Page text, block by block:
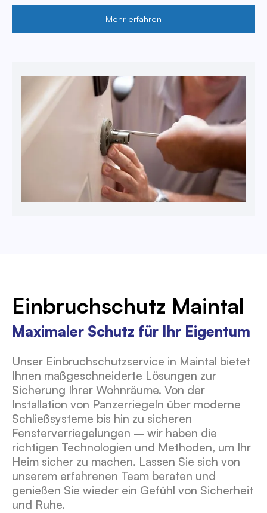
Mehr erfahren
Einbruchschutz Maintal
Maximaler Schutz für Ihr Eigentum
Unser Einbruchschutzservice in Maintal bietet
Ihnen maßgeschneiderte Lösungen zur
Sicherung Ihrer Wohnräume. Von der
Installation von Panzerriegeln über moderne
Schließsysteme bis hin zu sicheren
Fensterverriegelungen – wir haben die
richtigen Technologien und Methoden, um Ihr
Heim sicher zu machen. Lassen Sie sich von
unserem erfahrenen Team beraten und
genießen Sie wieder ein Gefühl von Sicherheit
und Ruhe.